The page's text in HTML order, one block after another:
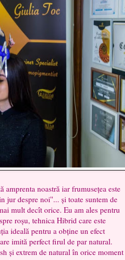
noastră iar frumusețea este
jur despre noi''... și toate suntem de
mult decît orice. Eu am ales pentru
roșu, tehnica Hibrid care este
ideală pentru a obține un efect
imită perfect firul de par natural.
și extrem de natural în orice moment